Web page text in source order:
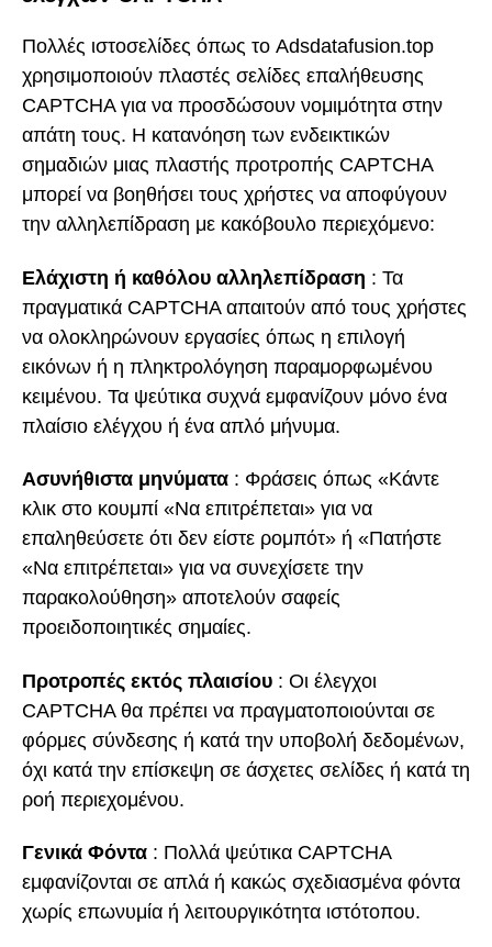
Πολλές ιστοσελίδες όπως το Adsdatafusion.top
χρησιμοποιούν πλαστές σελίδες επαλήθευσης
CAPTCHA για να προσδώσουν νομιμότητα στην
απάτη τους. Η κατανόηση των ενδεικτικών
σημαδιών μιας πλαστής προτροπής CAPTCHA
μπορεί να βοηθήσει τους χρήστες να αποφύγουν
την αλληλεπίδραση με κακόβουλο περιεχόμενο:
Ελάχιστη ή καθόλου αλληλεπίδραση : Τα
πραγματικά CAPTCHA απαιτούν από τους χρήστες
να ολοκληρώνουν εργασίες όπως η επιλογή
εικόνων ή η πληκτρολόγηση παραμορφωμένου
κειμένου. Τα ψεύτικα συχνά εμφανίζουν μόνο ένα
πλαίσιο ελέγχου ή ένα απλό μήνυμα.
Ασυνήθιστα μηνύματα : Φράσεις όπως «Κάντε
κλικ στο κουμπί «Να επιτρέπεται» για να
επαληθεύσετε ότι δεν είστε ρομπότ» ή «Πατήστε
«Να επιτρέπεται» για να συνεχίσετε την
παρακολούθηση» αποτελούν σαφείς
προειδοποιητικές σημαίες.
Προτροπές εκτός πλαισίου : Οι έλεγχοι
CAPTCHA θα πρέπει να πραγματοποιούνται σε
φόρμες σύνδεσης ή κατά την υποβολή δεδομένων,
όχι κατά την επίσκεψη σε άσχετες σελίδες ή κατά τη
ροή περιεχομένου.
Γενικά Φόντα : Πολλά ψεύτικα CAPTCHA
εμφανίζονται σε απλά ή κακώς σχεδιασμένα φόντα
χωρίς επωνυμία ή λειτουργικότητα ιστότοπου.